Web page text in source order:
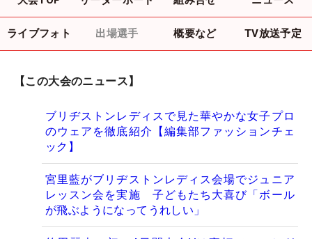
ライブフォト 出場選手 概要など TV放送予定
【この大会のニュース】
ブリヂストンレディスで見た華やかな女子プロ
のウェアを徹底紹介【編集部ファッションチェ
ック】
宮里藍がブリヂストンレディス会場でジュニア
レッスン会を実施 子どもたち大喜び「ボール
が飛ぶようになってうれしい」